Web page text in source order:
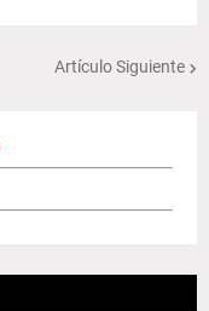
Artículo Siguiente